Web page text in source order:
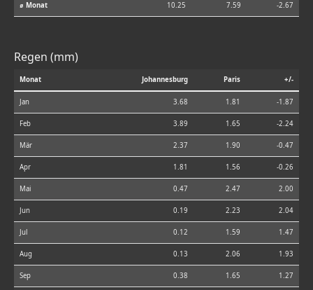
⌀ Monat 10.25 7.59 -2.67
Regen (mm)
Monat Johannesburg Paris +/-
Jan 3.68 1.81 -1.87
Feb 3.89 1.65 -2.24
Mär 2.37 1.90 -0.47
Apr 1.81 1.56 -0.26
Mai 0.47 2.47 2.00
Jun 0.19 2.23 2.04
Jul 0.12 1.59 1.47
Aug 0.13 2.06 1.93
Sep 0.38 1.65 1.27